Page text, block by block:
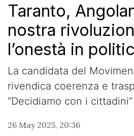
Taranto,
nostra
l’onestà in
La candidata del
rivendica coerenza e
“Decidiamo con i cittadini”
26 May 2025, 20:36